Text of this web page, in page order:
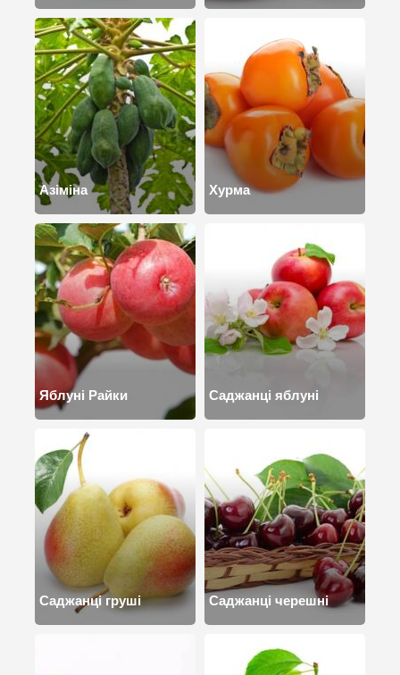
Азіміна Хурма
Яблуні Райки Саджанці яблуні
Саджанці груші Саджанці черешні